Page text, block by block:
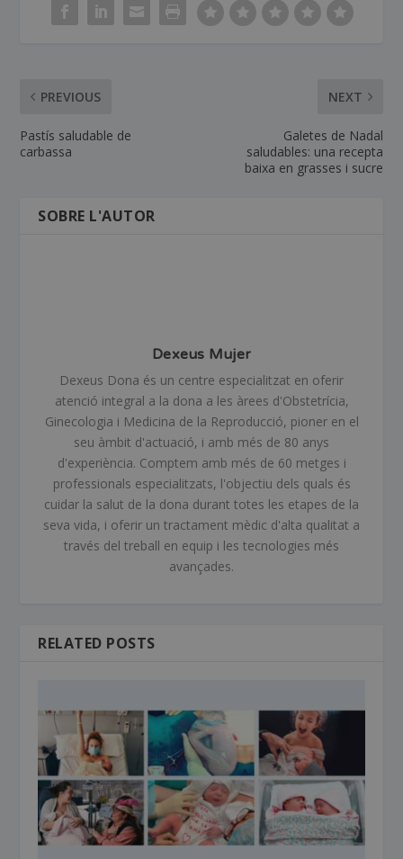
PREVIOUS
Pastís saludable de
carbassa
NEXT
Galetes de Nadal
saludables: una recepta
baixa en grasses i sucre
SOBRE L'AUTOR
Dexeus Mujer
Dexeus Dona és un centre especialitzat en oferir
atenció integral a la dona a les àrees d'Obstetrícia,
Ginecologia i Medicina de la Reproducció, pioner en el
seu àmbit d'actuació, i amb més de 80 anys
d'experiència. Comptem amb més de 60 metges i
professionals especialitzats, l'objectiu dels quals és
cuidar la salut de la dona durant totes les etapes de la
seva vida, i oferir un tractament mèdic d'alta qualitat a
través del treball en equip i les tecnologies més
avançades.
RELATED POSTS